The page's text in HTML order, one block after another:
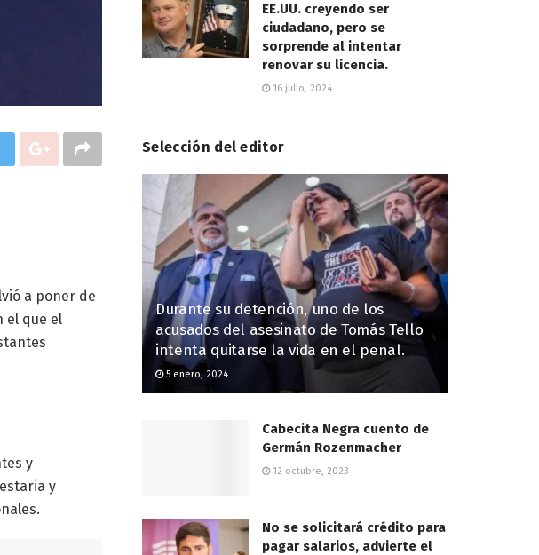
a poner de
el que el
y
y
EE.UU. creyendo ser
ciudadano, pero se
sorprende al intentar
renovar su licencia.
16 julio, 2024
Selección del editor
Durante su detención, uno de los
acusados del asesinato de Tomás Tello
intenta quitarse la vida en el penal.
5 enero, 2024
Cabecita Negra cuento de
Germán Rozenmacher
12 octubre, 2023
No se solicitará crédito para
pagar salarios, advierte el